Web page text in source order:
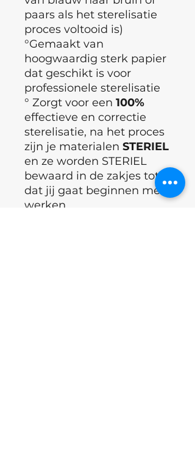
paars als het sterelisatie
proces voltooid is)
°Gemaakt van
hoogwaardig sterk papier
dat geschikt is voor
professionele sterelisatie
° Zorgt voor een 100%
effectieve en correctie
sterelisatie, na het proces
zijn je materialen STERIEL
en ze worden STERIEL
bewaard in de zakjes tot
dat jij gaat beginnen met
werken.